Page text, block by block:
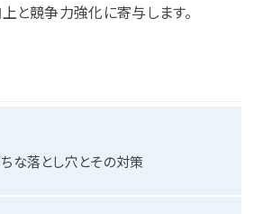
と競争力強化に寄与します。
な落とし穴とその対策